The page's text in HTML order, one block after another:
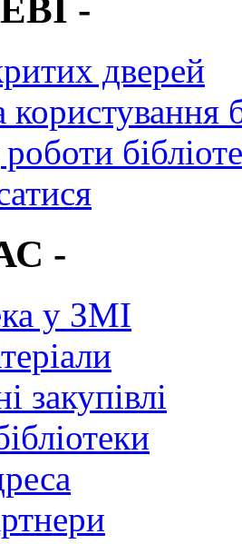
-
дверей
-
у ЗМІ
закупівлі